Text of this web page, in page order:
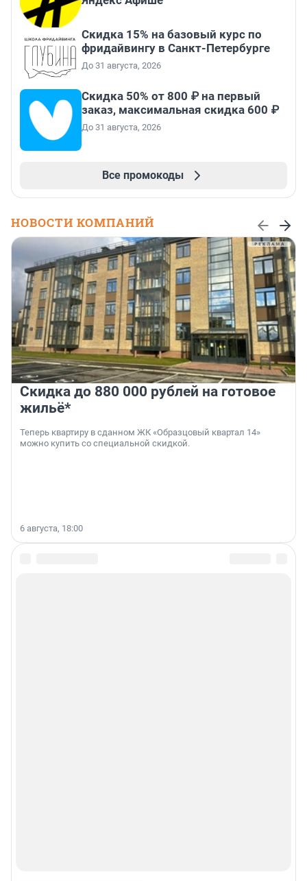
Скидка 15% на базовый курс по
фридайвингу в Санкт-Петербурге
До 31 августа, 2026
Скидка 50% от 800 ₽ на первый
заказ, максимальная скидка 600 ₽
До 31 августа, 2026
Все промокоды
НОВОСТИ КОМПАНИЙ
Скидка до 880 000 рублей на готовое
жильё*
Теперь квартиру в сданном ЖК «Образцовый квартал 14»
можно купить со специальной скидкой.
6 августа, 18:00